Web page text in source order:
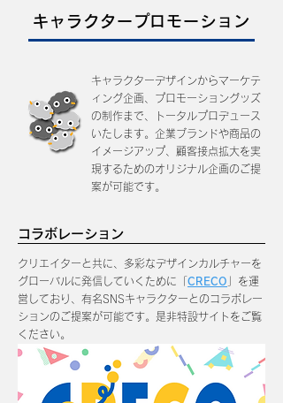
キャラクタープロモーション
キャラクターデザインからマーケテ
ィング企画、プロモーショングッズ
の制作まで、トータルプロデュース
いたします。企業ブランドや商品の
イメージアップ、顧客接点拡大を実
現するためのオリジナル企画のご提
案が可能です。
コラボレーション
クリエイターと共に、多彩なデザインカルチャーを
グローバルに発信していくために「 CRECO 」を運
営しており、 ​有名SNSキャラクターとのコラボレー
ションのご提案が可能です。是非特設サイトをご覧
ください。